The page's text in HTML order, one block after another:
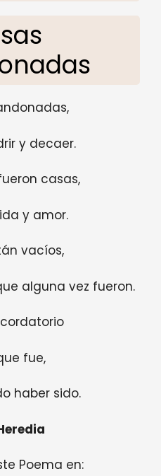
y decaer.
casas,
y amor.
vacíos,
alguna vez fueron.
fue,
haber sido.
Poema en: